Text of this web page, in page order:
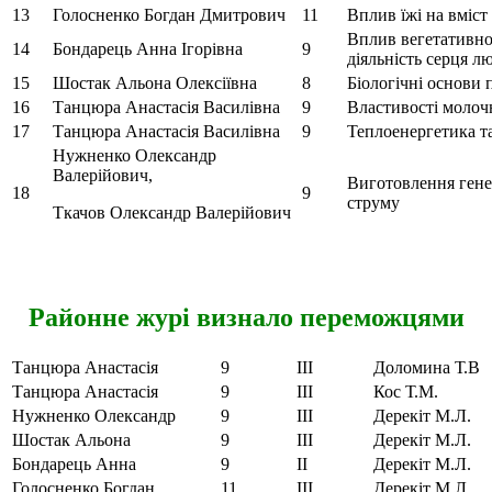
13
Голосненко Богдан Дмитрович 11
Вплив їжі на вміст
14
Бондарець Анна Ігорівна 9
Вплив
діяльність серця
15
Шостак Альона Олексіївна 8
Біологічні основи
16
Танцюра Анастасія Василівна 9
Властивості
17
Танцюра Анастасія Василівна 9 Теплоенергетика
18
Нужненко Олександр
Валерійович,
Ткачов Олександр Валерійович
9
Виготовлення
струму
Районне журі визнало переможцями
Танцюра Анастасія 9 ІІІ
Доломина Т.В
Танцюра Анастасія
9 ІІІ
Кос Т.М.
Нужненко Олександр
9 ІІІ
Дерекіт М.Л.
Шостак Альона
9 ІІІ
Дерекіт М.Л.
Бондарець Анна
9 ІІ
Дерекіт М.Л.